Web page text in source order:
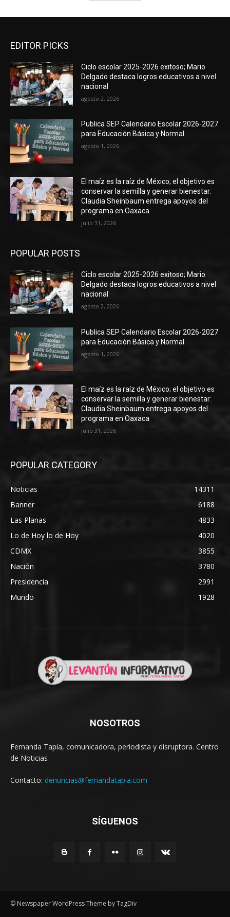
EDITOR PICKS
Ciclo escolar 2025-2026 exitoso; Mario
Delgado destaca logros educativos a nivel
nacional
agosto 2, 2026
Publica SEP Calendario Escolar 2026-2027
para Educación Básica y Normal
agosto 1, 2026
El maíz es la raíz de México; el objetivo es
conservar la semilla y generar bienestar:
Claudia Sheinbaum entrega apoyos del
programa en Oaxaca
julio 31, 2026
POPULAR POSTS
Ciclo escolar 2025-2026 exitoso; Mario
Delgado destaca logros educativos a nivel
nacional
agosto 2, 2026
Publica SEP Calendario Escolar 2026-2027
para Educación Básica y Normal
agosto 1, 2026
El maíz es la raíz de México; el objetivo es
conservar la semilla y generar bienestar:
Claudia Sheinbaum entrega apoyos del
programa en Oaxaca
julio 31, 2026
POPULAR CATEGORY
Noticias
14311
Banner
6188
Las Planas
4833
Lo de Hoy lo de Hoy
4020
CDMX
3855
Nación
3780
Presidencia
2991
Mundo
1928
NOSOTROS
Fernanda Tapia, comunicadora, periodista y disruptora. Centro
de Noticias
Contacto: denuncias@fernandatapia.com
SÍGUENOS
© Newspaper WordPress Theme by TagDiv